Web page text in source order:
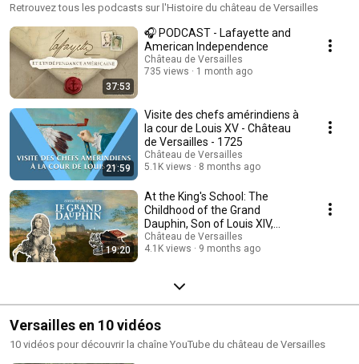
Retrouvez tous les podcasts sur l'Histoire du château de Versailles
37:53
🎧 PODCAST - Lafayette and
American Independence
Château de Versailles
735 views
1 month ago
21:59
Visite des chefs amérindiens à
la cour de Louis XV - Château
de Versailles - 1725
Château de Versailles
5.1K views
8 months ago
19:20
At the King's School: The
Childhood of the Grand
Dauphin, Son of Louis XIV,
Under the Weight of t...
Château de Versailles
4.1K views
9 months ago
Versailles en 10 vidéos
10 vidéos pour découvrir la chaîne YouTube du château de Versailles